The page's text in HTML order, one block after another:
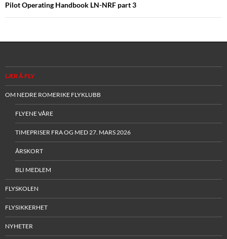
Pilot Operating Handbook LN-NRF part 3
LÆR Å FLY
OM NEDRE ROMERIKE FLYKLUBB
FLYENE VÅRE
TIMEPRISER FRA OG MED 27. MARS 2026
ÅRSKORT
BLI MEDLEM
FLYSKOLEN
FLYSIKKERHET
NYHETER